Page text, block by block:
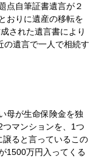
点自筆証書遺言が２
おりに遺産の移転を
された遺言書により
の遺言で一人で相続す
母が生命保険金を独
マンションを、1つ
ると言っているこの
1500万円入ってくる